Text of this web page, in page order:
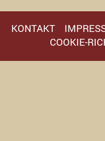
KONTAKT
COOKIE-